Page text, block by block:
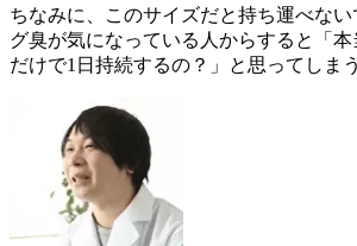
ちなみに、このサイズだと持ち運べな
グ臭が気になっている人からすると「
だけで1日持続するの？」と思ってしま